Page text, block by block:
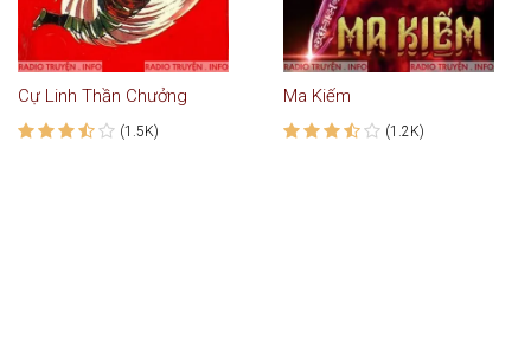
Cự Linh Thần Chưởng
(1.5K)
Ma Kiếm
(1.2K)